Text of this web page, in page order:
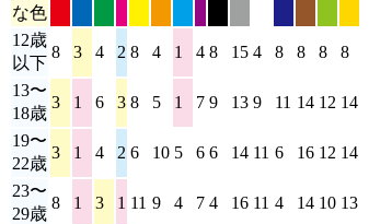
な色
12歳
以下
8 3 4 2 8 4 1 4 8 15 4 8 8 8 8
13〜
18歳
3 1 6 3 8 5 1 7 9 13 9 11 14 12 14
19〜
22歳
3 1 4 2 6 10 5 6 6 14 11 6 16 12 14
23〜
29歳
8 1 3 1 11 9 4 7 4 16 11 4 14 10 13